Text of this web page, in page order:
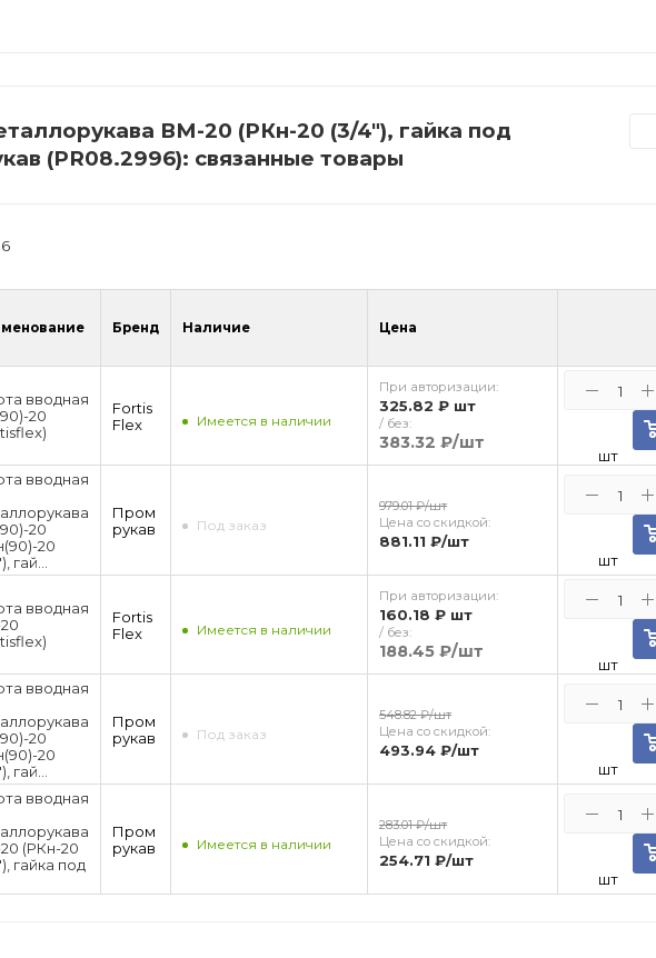
ВМ-20 (РКн-20 (3/4"), гайка под
(PR08.2996): связанные товары
Бренд Наличие Цена
вводная
20
Fortis
Flex
Имеется в наличии
При авторизации:
325.82 ₽ шт
/ без:
383.32 ₽/шт
шт
вводная
20
20
гай...
Пром
рукав
Под заказ
979.01 ₽/шт
Цена со скидкой:
881.11 ₽/шт
шт
вводная
Fortis
Flex
Имеется в наличии
При авторизации:
160.18 ₽ шт
/ без:
188.45 ₽/шт
шт
вводная
20
20
гай...
Пром
рукав
Под заказ
548.82 ₽/шт
Цена со скидкой:
493.94 ₽/шт
шт
вводная
(РКн-20
гайка под
Пром
рукав
Имеется в наличии
283.01 ₽/шт
Цена со скидкой:
254.71 ₽/шт
шт